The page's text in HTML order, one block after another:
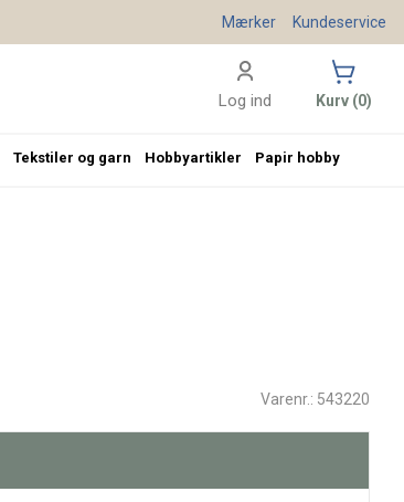
Varenr.: 543220
Kundeservice
Mærker
Log ind Kurv (0)
Tekstiler og garn Hobbyartikler Papir hobby